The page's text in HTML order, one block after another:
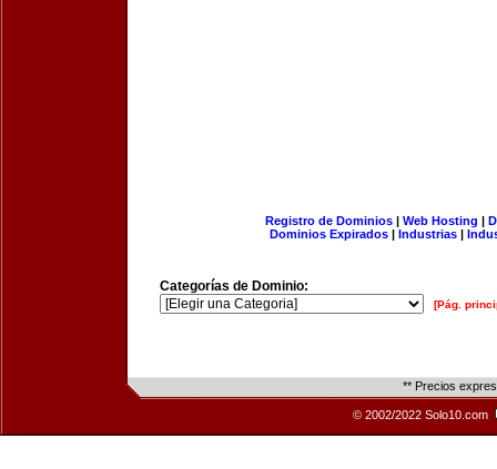
Registro de Dominios| Web Hosting |
Dominios Expirados | Industrias |
Categorías de Dominio:
[Pág.
** Precios
© 2002/2022 Solo10.com